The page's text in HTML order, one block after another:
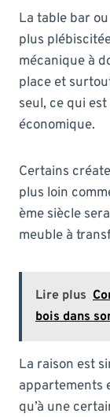
La table bar
plus
mécanique à
place et
seul, ce qui
économique.
Certains
plus loin
ème siècle
meuble à
Lire plus
bois dans
La raison est
appartements
qu’à une